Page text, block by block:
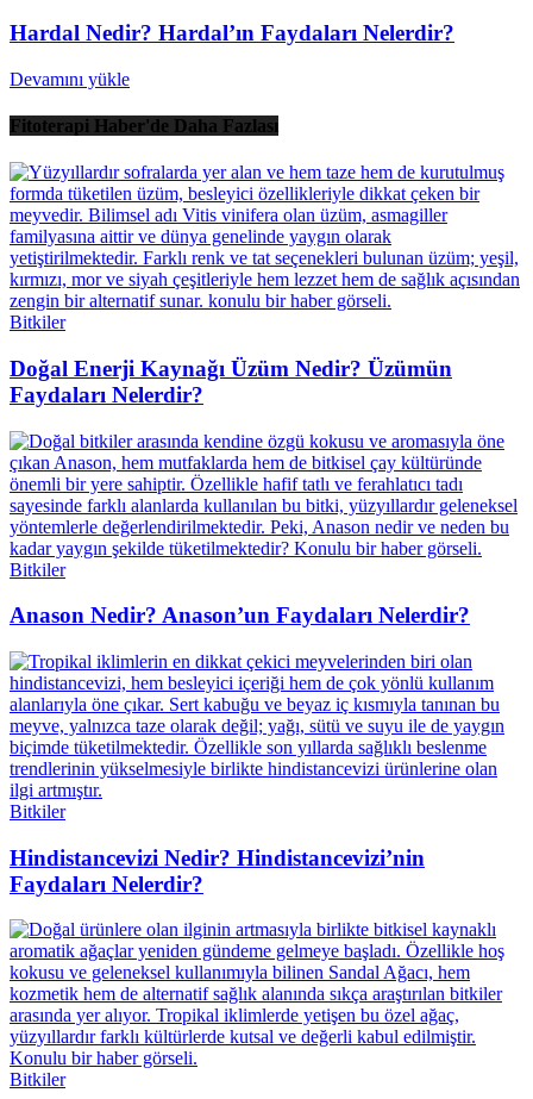
Hardal Nedir? Hardal’ın Faydaları Nelerdir?
Devamını yükle
Fitoterapi Haber'de Daha Fazlası
Bitkiler
Doğal Enerji Kaynağı Üzüm Nedir? Üzümün
Faydaları Nelerdir?
Bitkiler
Anason Nedir? Anason’un Faydaları Nelerdir?
Bitkiler
Hindistancevizi Nedir? Hindistancevizi’nin
Faydaları Nelerdir?
Bitkiler